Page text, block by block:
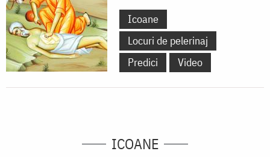
Icoane
Locuri de pelerinaj
Predici
Video
ICOANE